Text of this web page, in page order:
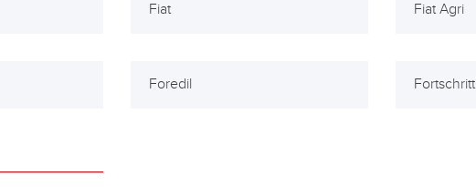
Fiat Fiat Agri
Foredil Fortschritt